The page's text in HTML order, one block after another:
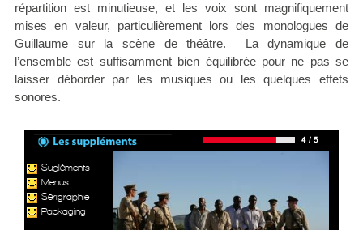
répartition est minutieuse, et les voix sont magnifiquement
mises en valeur, particulièrement lors des monologues de
Guillaume sur la scène de théâtre. La dynamique de
l’ensemble est suffisamment bien équilibrée pour ne pas se
laisser déborder par les musiques ou les quelques effets
sonores.
Supléments
Menus
Sérigraphie
Packaging